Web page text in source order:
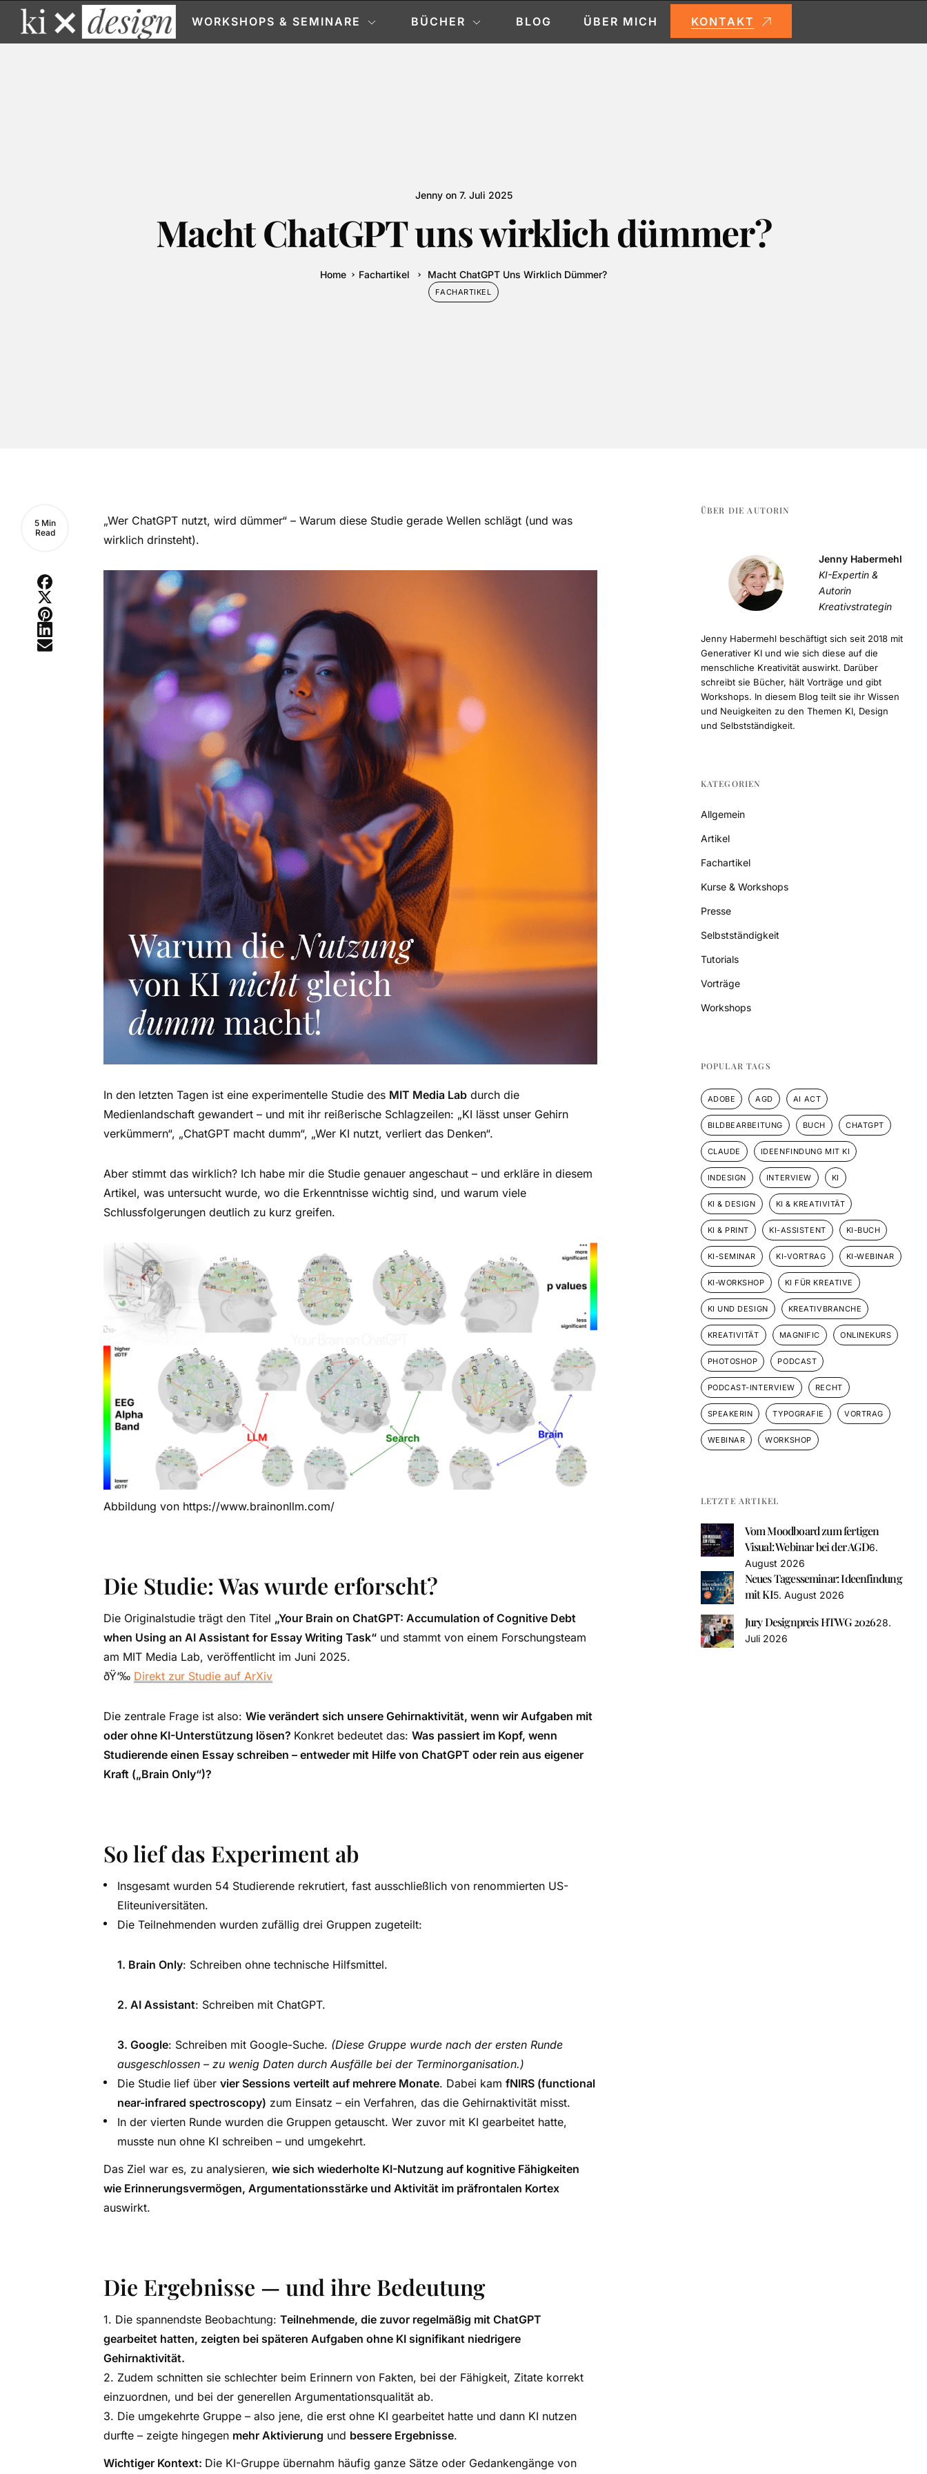
WORKSHOPS & SEMINARE BÜCHER BLOG ÜBER MICH KONTAKT
Jennyon 7. Juli 2025
Macht ChatGPT uns wirklich dümmer?
Home Fachartikel Macht ChatGPT Uns Wirklich Dümmer?
FACHARTIKEL
5 Min
Read
„Wer ChatGPT nutzt, wird dümmer“ – Warum diese Studie gerade Wellen schlägt (und was
wirklich drinsteht).
In den letzten Tagen ist eine experimentelle Studie des MIT Media Lab durch die
Medienlandschaft gewandert – und mit ihr reißerische Schlagzeilen: „KI lässt unser Gehirn
verkümmern“, „ChatGPT macht dumm“, „Wer KI nutzt, verliert das Denken“.
Aber stimmt das wirklich? Ich habe mir die Studie genauer angeschaut – und erkläre in diesem
Artikel, was untersucht wurde, wo die Erkenntnisse wichtig sind, und warum viele
Schlussfolgerungen deutlich zu kurz greifen.
Abbildung von https://www.brainonllm.com/
Die Studie: Was wurde erforscht?
Die Originalstudie trägt den Titel „Your Brain on ChatGPT: Accumulation of Cognitive Debt
when Using an AI Assistant for Essay Writing Task“ und stammt von einem Forschungsteam
am MIT Media Lab, veröffentlicht im Juni 2025.
ðŸ‘‰ Direkt zur Studie auf ArXiv
Die zentrale Frage ist also: Wie verändert sich unsere Gehirnaktivität, wenn wir Aufgaben mit
oder ohne KI-Unterstützung lösen? Konkret bedeutet das: Was passiert im Kopf, wenn
Studierende einen Essay schreiben – entweder mit Hilfe von ChatGPT oder rein aus eigener
Kraft („Brain Only“)?
So lief das Experiment ab
Insgesamt wurden 54 Studierende rekrutiert, fast ausschließlich von renommierten US-
Eliteuniversitäten.
Die Teilnehmenden wurden zufällig drei Gruppen zugeteilt:
1. Brain Only: Schreiben ohne technische Hilfsmittel.
2. AI Assistant: Schreiben mit ChatGPT.
3. Google: Schreiben mit Google-Suche. (Diese Gruppe wurde nach der ersten Runde
ausgeschlossen – zu wenig Daten durch Ausfälle bei der Terminorganisation.)
Die Studie lief über vier Sessions verteilt auf mehrere Monate. Dabei kam fNIRS (functional
near-infrared spectroscopy) zum Einsatz – ein Verfahren, das die Gehirnaktivität misst.
In der vierten Runde wurden die Gruppen getauscht. Wer zuvor mit KI gearbeitet hatte,
musste nun ohne KI schreiben – und umgekehrt.
Das Ziel war es, zu analysieren, wie sich wiederholte KI-Nutzung auf kognitive Fähigkeiten
wie Erinnerungsvermögen, Argumentationsstärke und Aktivität im präfrontalen Kortex
auswirkt.
Die Ergebnisse — und ihre Bedeutung
Die spannendste Beobachtung: Teilnehmende, die zuvor regelmäßig mit ChatGPT
gearbeitet hatten, zeigten bei späteren Aufgaben ohne KI signifikant niedrigere
Gehirnaktivität.
Zudem schnitten sie schlechter beim Erinnern von Fakten, bei der Fähigkeit, Zitate korrekt
einzuordnen, und bei der generellen Argumentationsqualität ab.
Die umgekehrte Gruppe – also jene, die erst ohne KI gearbeitet hatte und dann KI nutzen
durfte – zeigte hingegen mehr Aktivierung und bessere Ergebnisse.
Wichtiger Kontext: Die KI-Gruppe übernahm häufig ganze Sätze oder Gedankengänge von
ÜBER DIE AUTORIN
Jenny Habermehl
KI-Expertin &
Autorin
Kreativstrategin
Jenny Habermehl beschäftigt sich seit 2018 mit
Generativer KI und wie sich diese auf die
menschliche Kreativität auswirkt. Darüber
schreibt sie Bücher, hält Vorträge und gibt
Workshops. In diesem Blog teilt sie ihr Wissen
und Neuigkeiten zu den Themen KI, Design
und Selbstständigkeit.
KATEGORIEN
Allgemein
Artikel
Fachartikel
Kurse & Workshops
Presse
Selbstständigkeit
Tutorials
Vorträge
Workshops
POPULAR TAGS
ADOBE AGD AI ACT
BILDBEARBEITUNG BUCH CHATGPT
CLAUDE IDEENFINDUNG MIT KI
INDESIGN INTERVIEW KI
KI & DESIGN KI & KREATIVITÄT
KI & PRINT KI-ASSISTENT KI-BUCH
KI-SEMINAR KI-VORTRAG KI-WEBINAR
KI-WORKSHOP KI FÜR KREATIVE
KI UND DESIGN KREATIVBRANCHE
KREATIVITÄT MAGNIFIC ONLINEKURS
PHOTOSHOP PODCAST
PODCAST-INTERVIEW RECHT
SPEAKERIN TYPOGRAFIE VORTRAG
WEBINAR WORKSHOP
LETZTE ARTIKEL
Vom Moodboard zum fertigen
Visual: Webinar bei der AGD6.
August 2026
Neues Tagesseminar: Ideenfindung
mit KI5. August 2026
Jury Designpreis HTWG 202628.
Juli 2026